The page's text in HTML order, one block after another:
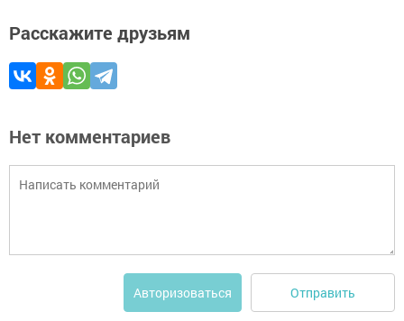
Расскажите друзьям
Нет комментариев
Авторизоваться Отправить